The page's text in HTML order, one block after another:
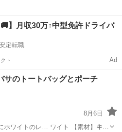
】月収30万↑中型免許ドライバ
定転職
ト Ad
サのトートバッグとポーチ
8月6日
ホワイトのレ… ワイト 【素材】 キャ